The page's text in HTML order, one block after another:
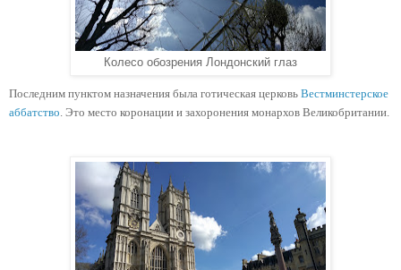
Колесо обозрения Лондонский глаз
Последним пунктом назначения была готическая церковь Вестминстерское
аббатство. Это место коронации и захоронения монархов Великобритании.